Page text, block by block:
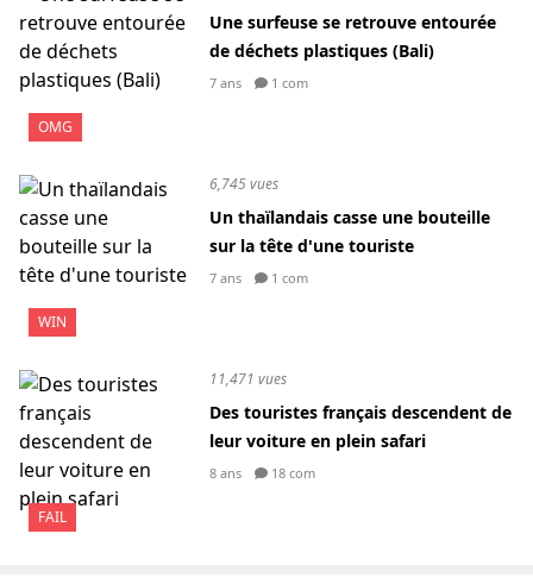
OMG
Une surfeuse se retrouve entourée
de déchets plastiques (Bali)
7 ans 1 com
WIN
6,745 vues
Un thaïlandais casse une bouteille
sur la tête d'une touriste
7 ans 1 com
FAIL
11,471 vues
Des touristes français descendent de
leur voiture en plein safari
8 ans 18 com